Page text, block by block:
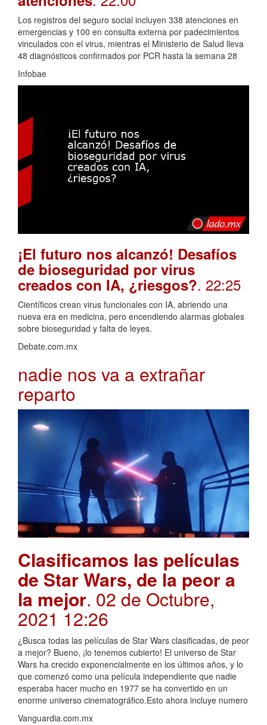
Los registros del seguro social incluyen 338 atenciones en
emergencias y 100 en consulta externa por padecimientos
vinculados con el virus, mientras el Ministerio de Salud lleva
48 diagnósticos confirmados por PCR hasta la semana 28
Infobae
¡El futuro nos alcanzó! Desafíos
de bioseguridad por virus
creados con IA, ¿riesgos?. 22:25
Científicos crean virus funcionales con IA, abriendo una
nueva era en medicina, pero encendiendo alarmas globales
sobre bioseguridad y falta de leyes.
Debate.com.mx
nadie nos va a extrañar
reparto
Clasificamos las películas
de Star Wars, de la peor a
la mejor. 02 de Octubre,
2021 12:26
¿Busca todas las películas de Star Wars clasificadas, de peor
a mejor? Bueno, ¡lo tenemos cubierto! El universo de Star
Wars ha crecido exponencialmente en los últimos años, y lo
que comenzó como una película independiente que nadie
esperaba hacer mucho en 1977 se ha convertido en un
enorme universo cinematográfico.Esto ahora incluye numero
Vanguardia.com.mx